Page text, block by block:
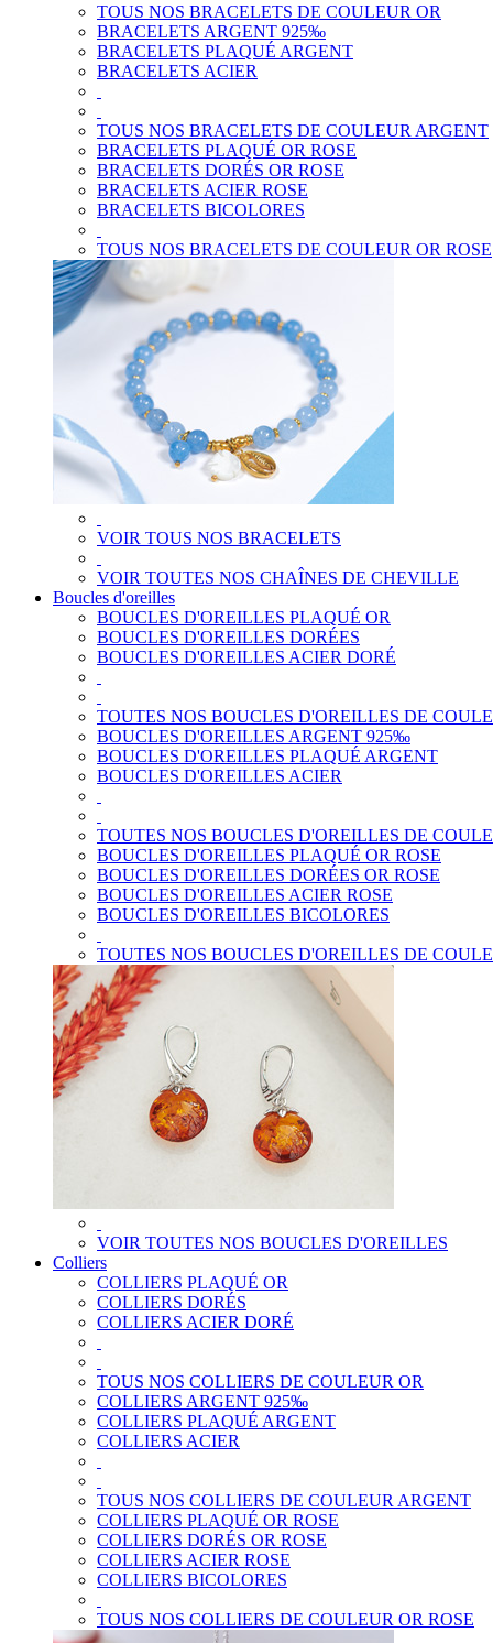
TOUS NOS BRACELETS DE COULEUR OR
BRACELETS ARGENT 925‰
BRACELETS PLAQUÉ ARGENT
BRACELETS ACIER
TOUS NOS BRACELETS DE COULEUR ARGENT
BRACELETS PLAQUÉ OR ROSE
BRACELETS DORÉS OR ROSE
BRACELETS ACIER ROSE
BRACELETS BICOLORES
TOUS NOS BRACELETS DE COULEUR OR ROSE
VOIR TOUS NOS BRACELETS
VOIR TOUTES NOS CHAÎNES DE CHEVILLE
Boucles d'oreilles
BOUCLES D'OREILLES PLAQUÉ OR
BOUCLES D'OREILLES DORÉES
BOUCLES D'OREILLES ACIER DORÉ
TOUTES NOS BOUCLES D'OREILLES DE
BOUCLES D'OREILLES ARGENT 925‰
BOUCLES D'OREILLES PLAQUÉ ARGENT
BOUCLES D'OREILLES ACIER
TOUTES NOS BOUCLES D'OREILLES DE
BOUCLES D'OREILLES PLAQUÉ OR ROSE
BOUCLES D'OREILLES DORÉES OR ROSE
BOUCLES D'OREILLES ACIER ROSE
BOUCLES D'OREILLES BICOLORES
TOUTES NOS BOUCLES D'OREILLES DE
VOIR TOUTES NOS BOUCLES D'OREILLES
Colliers
COLLIERS PLAQUÉ OR
COLLIERS DORÉS
COLLIERS ACIER DORÉ
TOUS NOS COLLIERS DE COULEUR OR
COLLIERS ARGENT 925‰
COLLIERS PLAQUÉ ARGENT
COLLIERS ACIER
TOUS NOS COLLIERS DE COULEUR ARGENT
COLLIERS PLAQUÉ OR ROSE
COLLIERS DORÉS OR ROSE
COLLIERS ACIER ROSE
COLLIERS BICOLORES
TOUS NOS COLLIERS DE COULEUR OR ROSE